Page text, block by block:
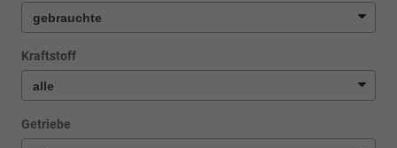
Kraftstoff
Getriebe